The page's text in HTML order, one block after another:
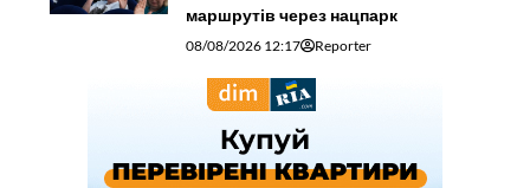
маршрутів через нацпарк
08/08/2026 12:17 Reporter